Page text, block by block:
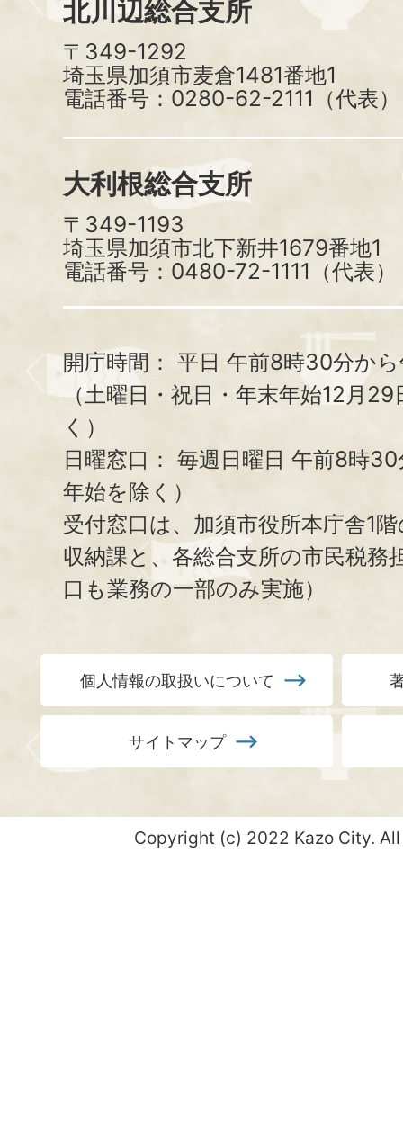
北川辺総合支所
〒349-1292
埼玉県加須市麦倉1481番地1
電話番号：0280-62-2111（代表）
大利根総合支所
〒349-1193
埼玉県加須市北下新井1679番地1
電話番号：0480-72-1111（代表）
開庁時間： 平日 午前8時30分か
（土曜日・祝日・年末年始12月
く）
日曜窓口： 毎週日曜日 午前8時
年始を除く）
受付窓口は、加須市役所本庁舎1
収納課と、 各総合支所の市民税務
口も業務の一部のみ実施）
個人情報の取扱いについて
サイトマップ
Copyright (c) 2022 Kazo City.